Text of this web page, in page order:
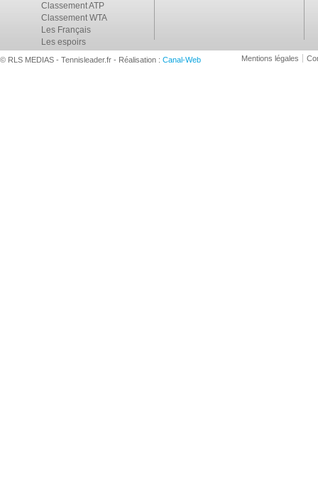
Classement ATP
Classement WTA
Les Français
Les espoirs
© RLS MEDIAS - Tennisleader.fr - Réalisation : Canal-Web Mentions légales